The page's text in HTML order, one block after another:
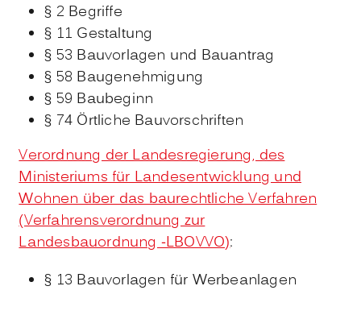
§ 2 Begriffe
§ 11 Gestaltung
§ 53 Bauvorlagen und Bauantrag
§ 58 Baugenehmigung
§ 59 Baubeginn
§ 74 Örtliche Bauvorschriften
Verordnung der Landesregierung, des
Ministeriums für Landesentwicklung und
Wohnen über das baurechtliche Verfahren
(Verfahrensverordnung zur
Landesbauordnung -LBOVVO):
§ 13 Bauvorlagen für Werbeanlagen